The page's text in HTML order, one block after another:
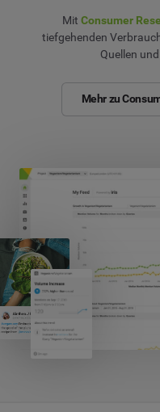
Mit Consumer
tiefgehenden
Quellen
Mehr zu